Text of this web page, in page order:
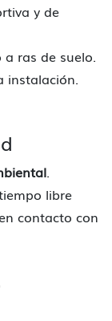
y de
ras de suelo.
instalación.
.
libre
contacto con